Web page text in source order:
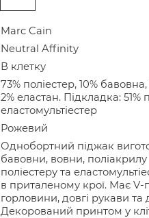
Marc Cain
Neutral Affinity
В клетку
73% поліестер, 10%
2% еластан. Підкладка: 51%
еластомультіестер
Рожевий
Однобортний піджак
бавовни, вовни, поліакрилу
поліестеру та
в приталеному крої. Має V-
горловини, довгі рукави
Декорований принтом у